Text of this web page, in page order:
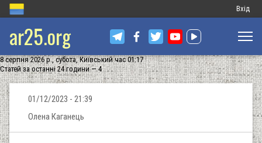
Меню
запису
Вхід
ar25.org
8 серпня 2026 р., субота, Київський час 01:17
Статей за останні 24 години — 4
01/12/2023 - 21:39
Олена Каганець